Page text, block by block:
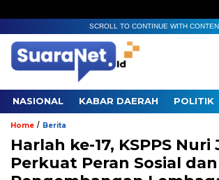
SCROLL TO CONTINUE WITH
NASIONAL KABAR DAERAH POLITIK
Home / Berita
Harlah ke-17, KSPPS Nuri
Perkuat Peran Sosial dan